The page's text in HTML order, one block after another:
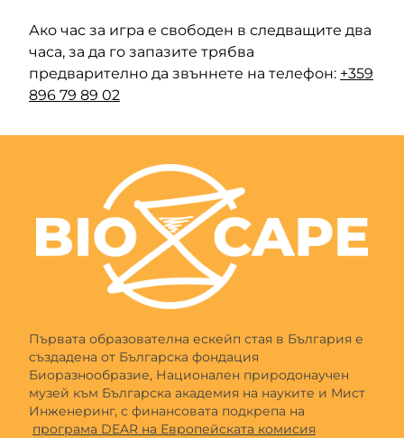
Ако час за игра е свободен в следващите два
часа, за да го запазите трябва
предварително да звъннете на телефон: +359
896 79 89 02
Първата образователна ескейп стая в България е
създадена от Българска фондация
Биоразнообразие, Национален природонаучен
музей към Българска академия на науките и Мист
Инженеринг, с финансовата подкрепа на
програма DEAR на Европейската комисия